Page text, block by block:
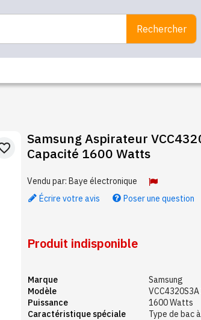
Rechercher
Samsung Aspirateur VCC4320S3A XST |
Capacité 1600 Watts
Vendu par:Baye électronique
Écrire votre avis
Poser une question
Produit indisponible
Marque
Samsung
Modèle
VCC4320S3A
Puissance
1600 Watts
Caractéristique spéciale
Type de bac